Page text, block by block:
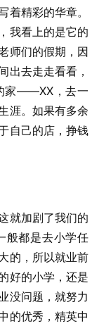
着精彩的华章。
我看上的是它的
师们的假期，因
出去走走看看，
家——XX，去一
涯。如果有多余
自己的店，挣钱
就加剧了我们的
般都是去小学任
的，所以就业前
好的小学，还是
没问题，就努力
的优秀，精英中